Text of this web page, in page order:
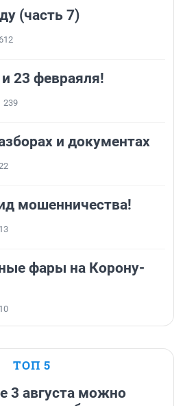
(часть 7)
612
23 февраяля!
239
и документах
мошенничества!
13
фары на Корону-
10
ТОП 5
3 августа можно